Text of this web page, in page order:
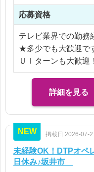
まずはお気軽にご相
応募資格
テレビ業界での勤務
★多少でも大歓迎で
ＵＩターンも大歓迎！
詳細を見る
NEW 掲載日:2026-07-
未経験OK！DTPオペ
日休み♪坂井市